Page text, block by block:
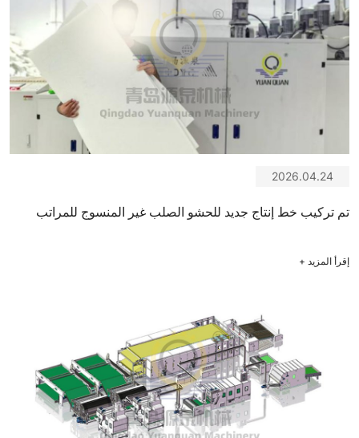
2026.04.24
تم تركيب خط إنتاج جديد للحشو الصلب غير المنسوج للمراتب
إقرأ المزيد +